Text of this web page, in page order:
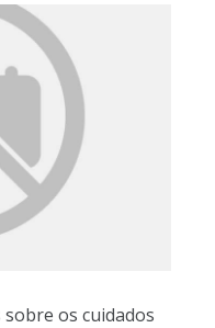
os cuidados